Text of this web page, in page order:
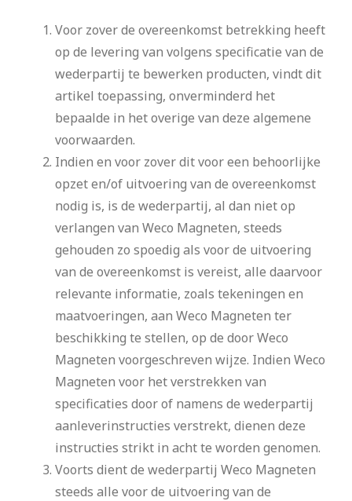
Voor zover de overeenkomst betrekking heeft
op de levering van volgens specificatie van de
wederpartij te bewerken producten, vindt dit
artikel toepassing, onverminderd het
bepaalde in het overige van deze algemene
voorwaarden.
Indien en voor zover dit voor een behoorlijke
opzet en/of uitvoering van de overeenkomst
nodig is, is de wederpartij, al dan niet op
verlangen van Weco Magneten, steeds
gehouden zo spoedig als voor de uitvoering
van de overeenkomst is vereist, alle daarvoor
relevante informatie, zoals tekeningen en
maatvoeringen, aan Weco Magneten ter
beschikking te stellen, op de door Weco
Magneten voorgeschreven wijze. Indien Weco
Magneten voor het verstrekken van
specificaties door of namens de wederpartij
aanleverinstructies verstrekt, dienen deze
instructies strikt in acht te worden genomen.
Voorts dient de wederpartij Weco Magneten
steeds alle voor de uitvoering van de